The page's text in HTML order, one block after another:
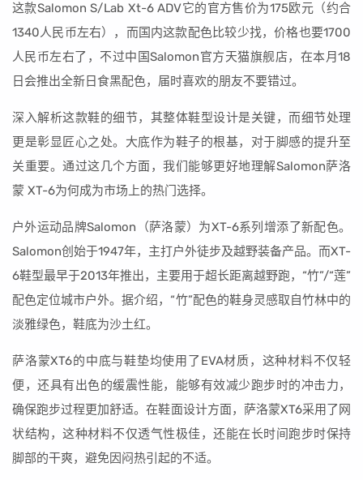
这款Salomon S/Lab Xt-6 ADV它的官方售价为175欧元（约合
1340人民币左右），而国内这款配色比较少找，价格也要1700
人民币左右了，不过中国Salomon官方天猫旗舰店，在本月18
日会推出全新日食黑配色，届时喜欢的朋友不要错过。
深入解析这款鞋的细节，其整体鞋型设计是关键，而细节处理
更是彰显匠心之处。大底作为鞋子的根基，对于脚感的提升至
关重要。通过这几个方面，我们能够更好地理解Salomon萨洛
蒙 XT-6为何成为市场上的热门选择。
户外运动品牌Salomon（萨洛蒙）为XT-6系列增添了新配色。
Salomon创始于1947年，主打户外徒步及越野装备产品。而XT-
6鞋型最早于2013年推出，主要用于超长距离越野跑，“竹”/“莲”
配色定位城市户外。据介绍，“竹”配色的鞋身灵感取自竹林中的
淡雅绿色，鞋底为沙土红。
萨洛蒙XT6的中底与鞋垫均使用了EVA材质，这种材料不仅轻
便，还具有出色的缓震性能，能够有效减少跑步时的冲击力，
确保跑步过程更加舒适。在鞋面设计方面，萨洛蒙XT6采用了网
状结构，这种材料不仅透气性极佳，还能在长时间跑步时保持
脚部的干爽，避免因闷热引起的不适。